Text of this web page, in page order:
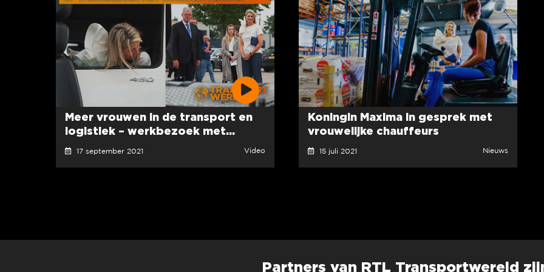
Meer vrouwen in de transport en
logistiek – werkbezoek met...
17 september 2021 Video
Koningin Maxima in gesprek met
vrouwelijke chauffeurs
15 juli 2021 Nieuws
Partners van RTL Transportwereld